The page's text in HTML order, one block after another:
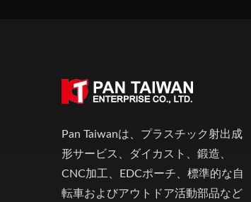
Pan Taiwanは、プラスチック射出成
形サービス、ダイカスト、鍛造、
CNC加工、EDCポーチ、標準的な自
転車およびアウトドア活動部品など